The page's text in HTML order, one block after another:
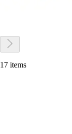
17 items